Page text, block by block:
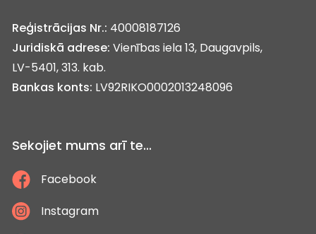
Reģistrācijas Nr.: 40008187126
Juridiskā adrese: Vienības iela 13, Daugavpils,
LV-5401, 313. kab.
Bankas konts: LV92RIKO0002013248096
Sekojiet mums arī te...
Facebook
Instagram